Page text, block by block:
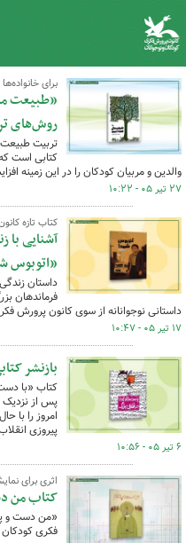
برای
«طبیعت
روش‌های
تربیت
کتابی است
والدین و مربیان کودکان را در این زمینه
۲۷ تیر ۰۵ - ۱۰:۲۲
کتاب تازه
آشنایی با
«اتوبوس
داستان
فرماندهان
داستانی نوجوانانه از سوی کانون پرورش
۱۷ تیر ۰۵ - ۱۰:۴۷
بازنشر
کتاب «با
امروز را
پیروزی
۶ تیر ۰۵ - ۱۰:۵۶
اثری برای
کتاب من
«من دست و
فکری کودکان